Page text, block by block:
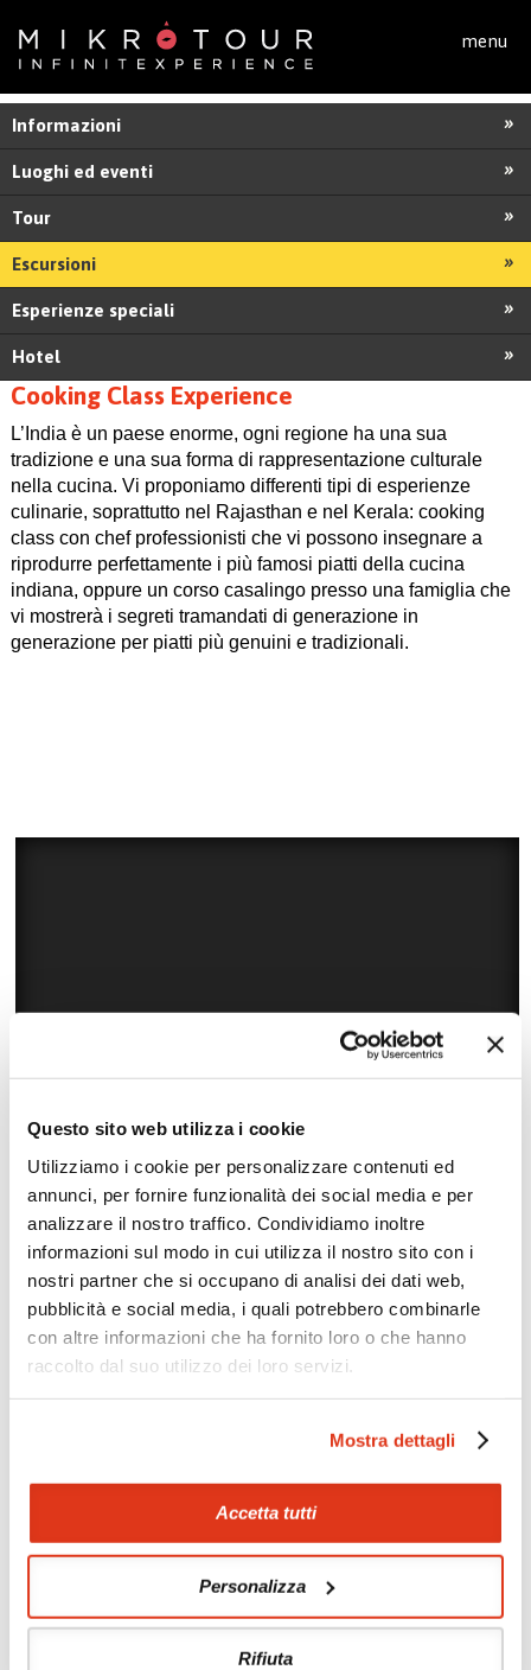
Questo sito web utilizza i cookie
Utilizziamo i cookie per personalizzare contenuti ed
annunci, per fornire funzionalità dei social media e per
analizzare il nostro traffico. Condividiamo inoltre
informazioni sul modo in cui utilizza il nostro sito con i
nostri partner che si occupano di analisi dei dati web,
pubblicità e social media, i quali potrebbero combinarle
con altre informazioni che ha fornito loro o che hanno
raccolto dal suo utilizzo dei loro servizi.
Mostra dettagli
Accetta tutti
Personalizza
Rifiuta
menu
Informazioni
Luoghi ed eventi
Tour
Escursioni
Esperienze speciali
Hotel
Cooking Class Experience
L’India è un paese enorme, ogni regione ha una sua
tradizione e una sua forma di rappresentazione culturale
nella cucina. Vi proponiamo differenti tipi di esperienze
culinarie, soprattutto nel Rajasthan e nel Kerala: cooking
class con chef professionisti che vi possono insegnare a
riprodurre perfettamente i più famosi piatti della cucina
indiana, oppure un corso casalingo presso una famiglia che
vi mostrerà i segreti tramandati di generazione in
generazione per piatti più genuini e tradizionali.
Zoom
Offerte
richiesta
Scopri i prezzi »
Condividi con gli altri viaggiatori le tue esperienze e scambia
Visita la nostra pagina Facebook
Chiedi un preventivo